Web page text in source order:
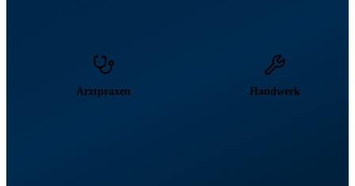
Arztpraxen Handwerk